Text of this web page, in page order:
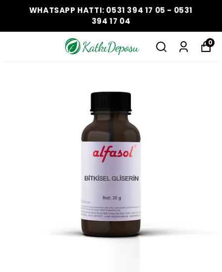
WHATSAPP HATTI: 0531 394 17 05 - 0531
394 17 04
0